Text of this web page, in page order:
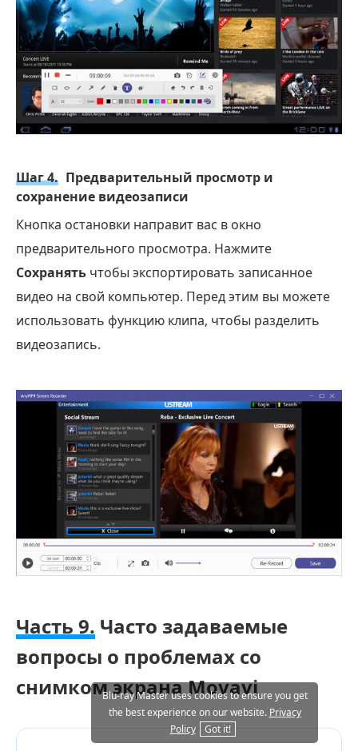
Шаг 4. Предварительный просмотр и
сохранение видеозаписи
Кнопка остановки направит вас в окно
предварительного просмотра. Нажмите
Сохранять чтобы экспортировать записанное
видео на свой компьютер. Перед этим вы можете
использовать функцию клипа, чтобы разделить
видеозапись.
Часть 9. Часто задаваемые
вопросы о проблемах со
снимком экрана Movavi
Blu-ray Master uses cookies to ensure you get
the best experience on our website. Privacy
Policy
Got it!